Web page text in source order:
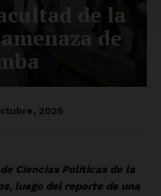
de la
de
2025
Ciencias Políticas de la
luego del reporte de una